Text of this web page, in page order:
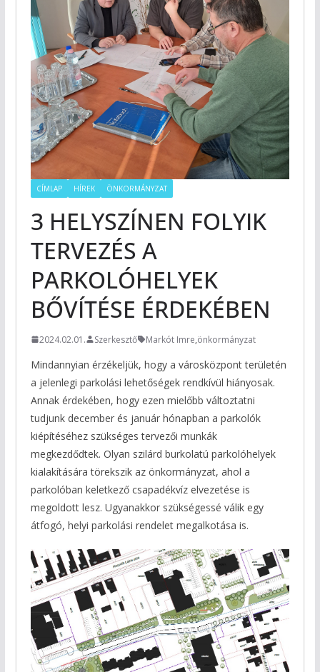
CÍMLAP HÍREK ÖNKORMÁNYZAT
3 HELYSZÍNEN FOLYIK
TERVEZÉS A
PARKOLÓHELYEK
BŐVÍTÉSE ÉRDEKÉBEN
2024.02.01. Szerkesztő Markót Imre,önkormányzat
Mindannyian érzékeljük, hogy a városközpont területén
a jelenlegi parkolási lehetőségek rendkívül hiányosak.
Annak érdekében, hogy ezen mielőbb változtatni
tudjunk december és január hónapban a parkolók
kiépítéséhez szükséges tervezői munkák
megkezdődtek. Olyan szilárd burkolatú parkolóhelyek
kialakítására törekszik az önkormányzat, ahol a
parkolóban keletkező csapadékvíz elvezetése is
megoldott lesz. Ugyanakkor szükségessé válik egy
átfogó, helyi parkolási rendelet megalkotása is.